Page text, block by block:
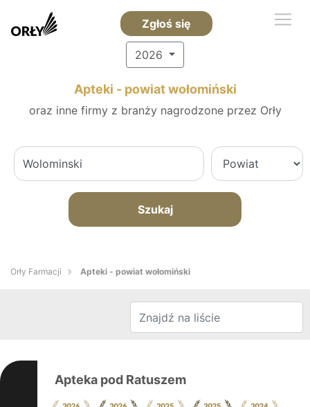
Zgłoś się
2026
Apteki - powiat wołomiński
oraz inne firmy z branży nagrodzone przez Orły
Szukaj
Orły Farmacji Apteki - powiat wołomiński
Apteka pod Ratuszem